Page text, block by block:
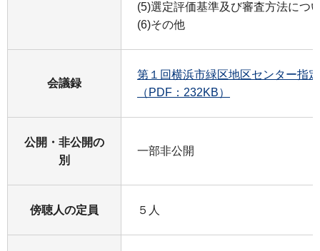
(5)選定評価基準及び審査方法につ
(6)その他
会議録
第１回横浜市緑区地区センター指
（PDF：232KB）
公開・非公開の
別
一部非公開
傍聴人の定員 ５人